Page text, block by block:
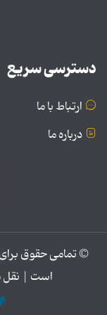
دسترسی سریع
ارتباط با ما
درباره ما
© تمامی حقوق
است | نقل